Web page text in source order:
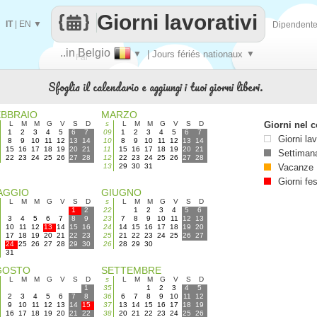
Fai
..in Belgio ▼ | Jours fériés nationaux ▼
Giorni lavorativi
IT| EN ▼
Sfoglia il calendario e aggiungi i tuoi giorni liberi.
L M M G V S
D
1
2 3 4 5 6
7
8
9 10 11 12 13
14
15
16 17 18 19 20
21
22
23 24 25 26 27 28
MARZO
s L M M G V S
D
09
1 2 3 4 5 6
7
10
8 9 10 11 12 13
14
11
15 16 17 18 19 20
21
12
22 23 24 25 26 27
28
13
29 30 31
L M M G V S
D
1
2
3
4 5 6 7 8
9
10
11 12 13 14 15
16
17
18 19 20 21 22
23
24 25 26 27 28 29
30
31
GIUGNO
s L M M G V S
D
22
1 2 3 4 5
6
23
7 8 9 10 11 12
13
24
14 15 16 17 18 19
20
25
21 22 23 24 25 26
27
26
28 29 30
L M M G V S
D
1
2
3 4 5 6 7
8
9
10 11 12 13 14
15
16
17 18 19 20 21
22
SETTEMBRE
s L M M G V S
D
35
1 2 3 4
5
36
6 7 8 9 10 11
12
37
13 14 15 16 17 18
19
38
20 21 22 23 24 25
26
Giorni nel
Giorni
Vacanze
Giorni